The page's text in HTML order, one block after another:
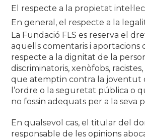
El respecte a la propietat
En general, el respecte a la
La Fundació FLS es reserva el
aquells comentaris i aportacions
respecte a la dignitat de la
discriminatoris, xenòfobs,
que atemptin contra la joventut
l’ordre o la seguretat pública o
no fossin adequats per a la seva
En qualsevol cas, el titular del
responsable de les opinions